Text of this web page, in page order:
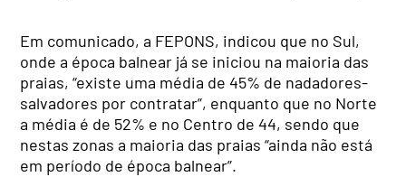
Em comunicado, a FEPONS, indicou que no Sul,
onde a época balnear já se iniciou na maioria das
praias, “existe uma média de 45% de nadadores-
salvadores por contratar”, enquanto que no Norte
a média é de 52% e no Centro de 44, sendo que
nestas zonas a maioria das praias “ainda não está
em período de época balnear”.